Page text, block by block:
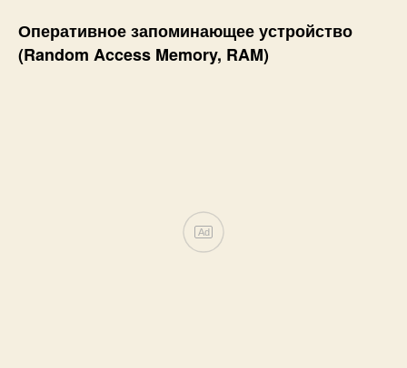
Оперативное запоминающее устройство
(Random Access Memory, RAM)
Ad